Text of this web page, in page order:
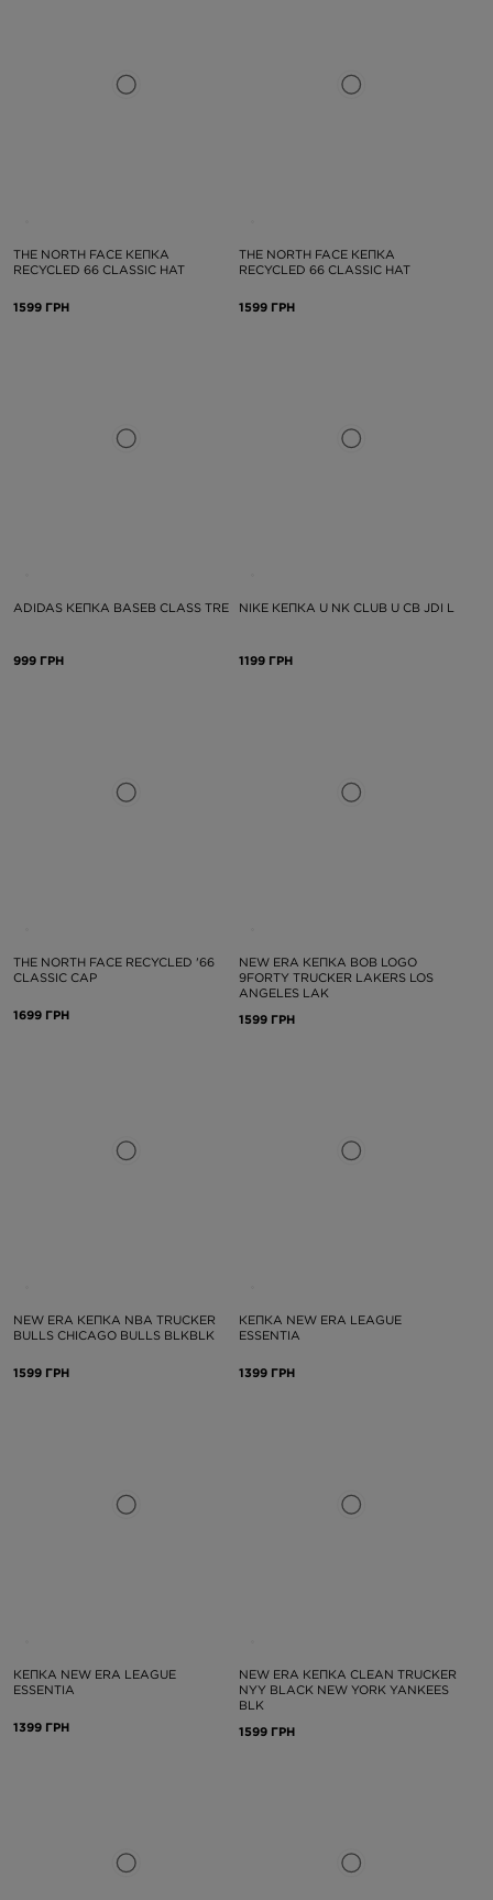
THE NORTH FACE КЕПКА
RECYCLED 66 CLASSIC HAT
1599 ГРН
THE NORTH FACE КЕПКА
RECYCLED 66 CLASSIC HAT
1599 ГРН
ADIDAS КЕПКА BASEB CLASS TRE
999 ГРН
NIKE КЕПКА U NK CLUB U CB JDI L
1199 ГРН
THE NORTH FACE RECYCLED '66
CLASSIC CAP
1699 ГРН
NEW ERA КЕПКА BOB LOGO
9FORTY TRUCKER LAKERS LOS
ANGELES LAK
1599 ГРН
NEW ERA КЕПКА NBA TRUCKER
BULLS CHICAGO BULLS BLKBLK
1599 ГРН
КЕПКА NEW ERA LEAGUE
ESSENTIA
1399 ГРН
КЕПКА NEW ERA LEAGUE
ESSENTIA
1399 ГРН
NEW ERA КЕПКА CLEAN TRUCKER
NYY BLACK NEW YORK YANKEES
BLK
1599 ГРН